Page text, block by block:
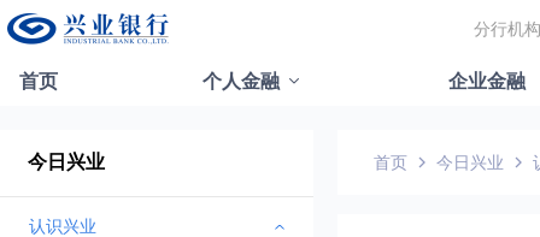
分行机构
首页 个人金融 企业金融
今日兴业
认识兴业
首页 今日兴业